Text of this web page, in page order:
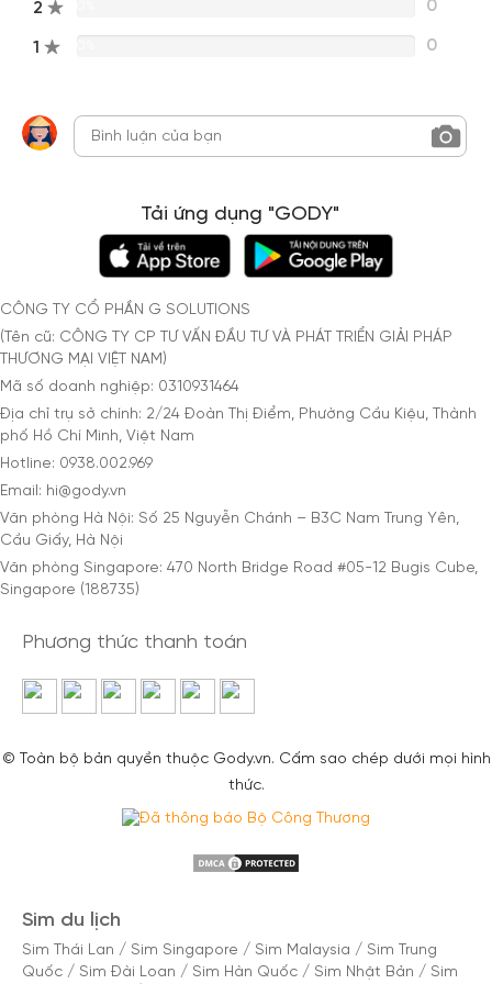
2 0
1 0
Tải ứng dụng "GODY"
CÔNG TY CỔ PHẦN G SOLUTIONS
(Tên cũ: CÔNG TY CP TƯ VẤN ĐẦU TƯ VÀ PHÁT TRIỂN GIẢI PHÁP
THƯƠNG MẠI VIỆT NAM)
Mã số doanh nghiệp: 0310931464
Địa chỉ trụ sở chính: 2/24 Đoàn Thị Điểm, Phường Cầu Kiệu, Thành
phố Hồ Chí Minh, Việt Nam
Hotline: 0938.002.969
Email: hi@gody.vn
Văn phòng Hà Nội: Số 25 Nguyễn Chánh – B3C Nam Trung Yên,
Cầu Giấy, Hà Nội
Văn phòng Singapore: 470 North Bridge Road #05-12 Bugis Cube,
Singapore (188735)
Phương thức thanh toán
© Toàn bộ bản quyền thuộc Gody.vn. Cấm sao chép dưới mọi hình
thức.
Sim du lịch
Sim Thái Lan / Sim Singapore / Sim Malaysia / Sim Trung
Quốc / Sim Đài Loan / Sim Hàn Quốc / Sim Nhật Bản / Sim